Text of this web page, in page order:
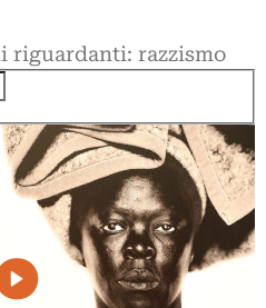
riguardanti: razzismo